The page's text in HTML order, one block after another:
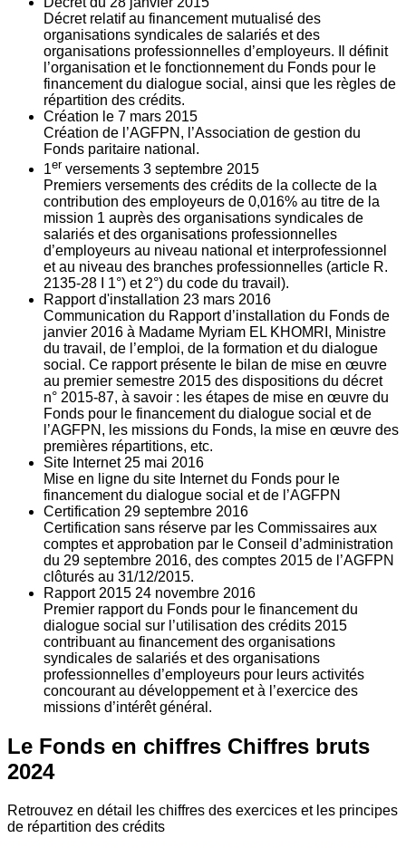
Décret relatif au financement mutualisé des
organisations syndicales de salariés et des
organisations professionnelles d’employeurs. Il définit
l’organisation et le fonctionnement du Fonds pour le
financement du dialogue social, ainsi que les règles de
répartition des crédits.
Création le 7 mars 2015
Création de l’AGFPN, l’Association de gestion du
Fonds paritaire national.
1er versements 3 septembre 2015
Premiers versements des crédits de la collecte de la
contribution des employeurs de 0,016% au titre de la
mission 1 auprès des organisations syndicales de
salariés et des organisations professionnelles
d’employeurs au niveau national et interprofessionnel
et au niveau des branches professionnelles (article R.
2135‐28 I 1°) et 2°) du code du travail).
Rapport d'installation 23 mars 2016
Communication du Rapport d’installation du Fonds de
janvier 2016 à Madame Myriam EL KHOMRI, Ministre
du travail, de l’emploi, de la formation et du dialogue
social. Ce rapport présente le bilan de mise en œuvre
au premier semestre 2015 des dispositions du décret
n° 2015-87, à savoir : les étapes de mise en œuvre du
Fonds pour le financement du dialogue social et de
l’AGFPN, les missions du Fonds, la mise en œuvre des
premières répartitions, etc.
Site Internet 25 mai 2016
Mise en ligne du site Internet du Fonds pour le
financement du dialogue social et de l’AGFPN
Certification 29 septembre 2016
Certification sans réserve par les Commissaires aux
comptes et approbation par le Conseil d’administration
du 29 septembre 2016, des comptes 2015 de l’AGFPN
clôturés au 31/12/2015.
Rapport 2015 24 novembre 2016
Premier rapport du Fonds pour le financement du
dialogue social sur l’utilisation des crédits 2015
contribuant au financement des organisations
syndicales de salariés et des organisations
professionnelles d’employeurs pour leurs activités
concourant au développement et à l’exercice des
missions d’intérêt général.
Le Fonds en chiffres Chiffres bruts
2024
Retrouvez en détail les chiffres des exercices et les principes
de répartition des crédits